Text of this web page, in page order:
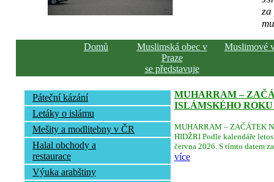
Domů
Muslimská obec v
Praze
se představuje
Muslimové
Páteční kázání
Letáky o islámu
Mešity a modlitebny v ČR
Halal obchody a
restaurace
Výuka arabštiny
MUHARRAM –
ISLÁMSKÉHO
MUHARRAM – ZAČÁTEK
HIDŽRI Podle kalendáře
června 2026. S tímto datem
více